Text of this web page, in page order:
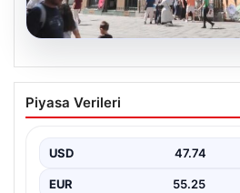
08.08.2026
Çiçek Pasajı’nda
ve Afişler Tartışma
Pasajı, son dönemde ön
dondurmacı…
Piyasa Verileri
USD 47.74
EUR 55.25